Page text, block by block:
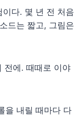
다. 몇 년 전 처음
드는 짧고, 그림은
전에. 때때로 이야
을 내릴 때마다 다